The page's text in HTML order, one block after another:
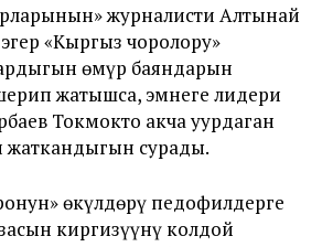
журналисти Алтынай
«Кыргыз чоролору»
өмүр баяндарын
жатышса, эмнеге лидери
Токмокто акча уурдаган
жаткандыгын сурады.
өкүлдөрү педофилдерге
киргизүүнү колдой